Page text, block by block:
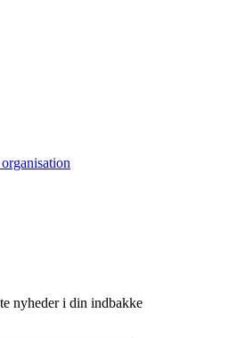
nyheder i din indbakke